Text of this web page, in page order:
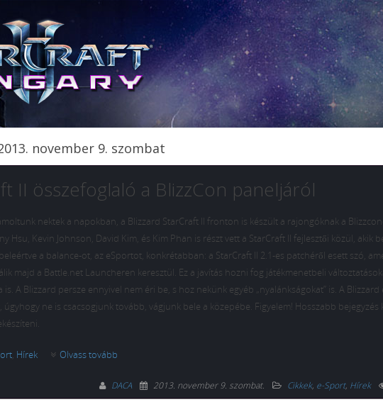
november 9. szombat
II összefoglaló a BlizzCon paneljáról
nektek a napokban, a Blizzard StarCraft II fronton is készült a rajongóknak a
Hsu, Kevin Johnson, David Kim, és Kim Phan is részt vett a StarCraft II fejlesztői közül, akik
a balance-ot, az eSportot, konkrétabban: a StarCraft II 2.1-es patchéről esett szó,
majd a Battle.net Launcheren keresztül. Ez a javítás hozni fog játékmenetbeli
A Blizzard persze ennyivel nem éri be, s hoz nekünk egyéb „nyalánkságokat” is. A Blizzard
úgyhogy ne is csacsogjunk tovább, vágjunk bele a közepébe. Figyelem! Hosszabb bejegyzés
, Hírek Olvass tovább
DACA 2013. november 9. szombat. Cikkek, e-Sport, Hírek